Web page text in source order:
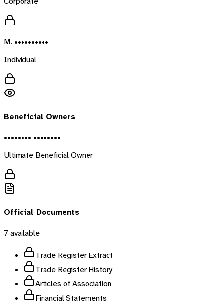
M. ••••••••••
Individual
Beneficial Owners
•••••••• ••••••••
Ultimate Beneficial Owner
Official Documents
7 available
Trade Register Extract
Trade Register History
Articles of Association
Financial Statements